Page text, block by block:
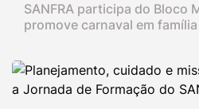
SANFRA participa do Bloco
promove carnaval em